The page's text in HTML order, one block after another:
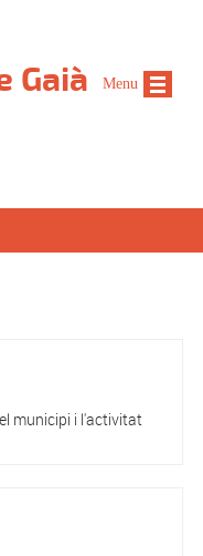
Gaià
municipi i l'activitat
Menu